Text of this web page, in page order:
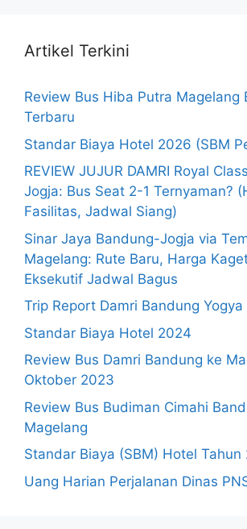
Artikel Terkini
Review Bus Hiba Putra Magelang
Terbaru
Standar Biaya Hotel 2026 (SBM
REVIEW JUJUR DAMRI Royal
Jogja: Bus Seat 2-1 Ternyaman?
Fasilitas, Jadwal Siang)
Sinar Jaya Bandung-Jogja via
Magelang: Rute Baru, Harga
Eksekutif Jadwal Bagus
Trip Report Damri Bandung
Standar Biaya Hotel 2024
Review Bus Damri Bandung ke
Oktober 2023
Review Bus Budiman Cimahi
Magelang
Standar Biaya (SBM) Hotel Tahun
Uang Harian Perjalanan Dinas